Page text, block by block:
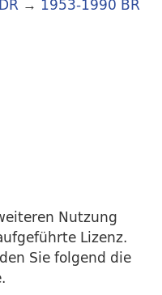
→ 1953-1990 BR
Nutzung
Lizenz.
Sie folgend die